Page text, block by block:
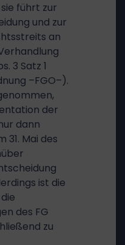
führt zur
und zur
an
3 Satz 1
–FGO–).
der
dann
31. Mai des
ist die
des FG
zu